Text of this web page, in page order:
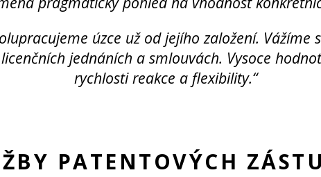
úzce už od jejího založení.
jednáních a smlouvách. Vysoce
rychlosti reakce a flexibility.“
PATENTOVÝCH